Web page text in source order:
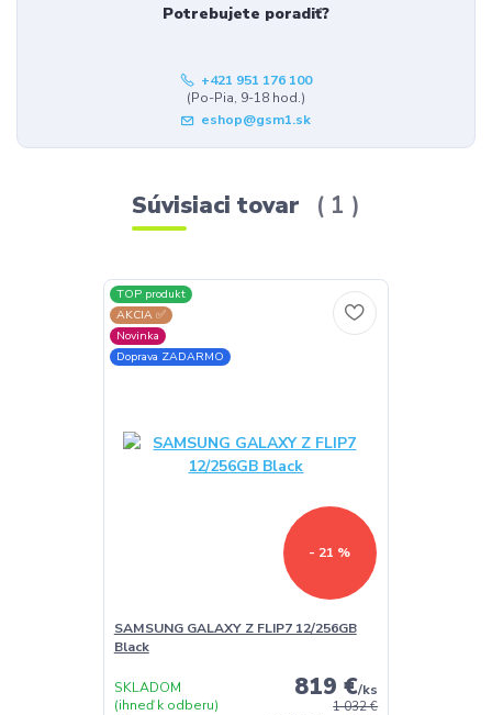
Potrebujete poradiť?
+421 951 176 100
(Po-Pia, 9-18 hod.)
eshop@gsm1.sk
Súvisiaci tovar 1
TOP produkt
AKCIA ✅
Novinka
Doprava ZADARMO
- 21 %
SAMSUNG GALAXY Z FLIP7 12/256GB
Black
1 032 €
819 €/ks
SKLADOM
(ihneď k odberu)